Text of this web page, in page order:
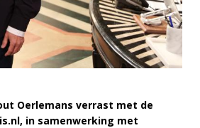
Oerlemans verrast met de
in samenwerking met